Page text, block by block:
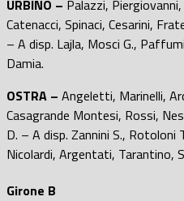
URBINO – Palazzi,
Catenacci, Spinaci, Cesarini,
– A disp. Lajla, Mosci G.,
Damia.
OSTRA – Angeletti, Marinelli,
Casagrande Montesi, Rossi,
D. – A disp. Zannini S., Rotoloni
Nicolardi, Argentati, Tarantino,
Girone B